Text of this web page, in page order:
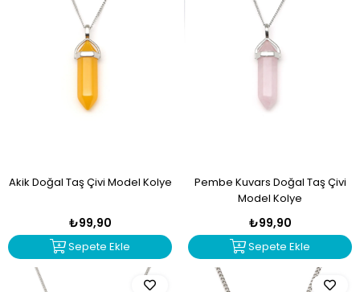
Akik Doğal Taş Çivi Model Kolye
₺99,90
Sepete Ekle
Pembe Kuvars Doğal Taş Çivi
Model Kolye
₺99,90
Sepete Ekle